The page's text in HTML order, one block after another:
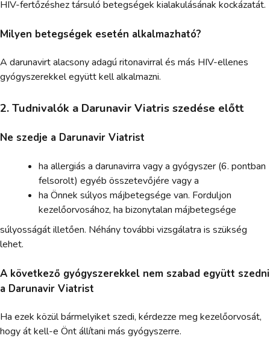
HIV-fertőzéshez társuló betegségek kialakulásának kockázatát.
Milyen betegségek esetén alkalmazható?
A darunavirt alacsony adagú ritonavirral és más HIV-ellenes
gyógyszerekkel együtt kell alkalmazni.
2. Tudnivalók a Darunavir Viatris szedése előtt
Ne szedje a Darunavir Viatrist
ha allergiás a darunavirra vagy a gyógyszer (6. pontban
felsorolt) egyéb összetevőjére vagy a
ha Önnek súlyos májbetegsége van. Forduljon
kezelőorvosához, ha bizonytalan májbetegsége
súlyosságát illetően. Néhány további vizsgálatra is szükség
lehet.
A következő gyógyszerekkel nem szabad együtt szedni
a Darunavir Viatrist
Ha ezek közül bármelyiket szedi, kérdezze meg kezelőorvosát,
hogy át kell-e Önt állítani más gyógyszerre.